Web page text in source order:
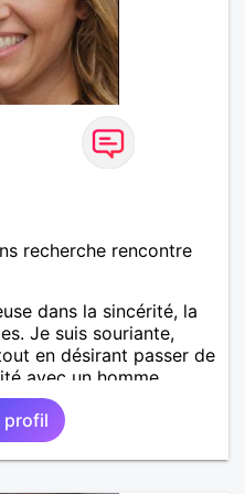
recherche rencontre
dans la sincérité, la
Je suis souriante,
en désirant passer de
avec un homme
direction que moi.
profil